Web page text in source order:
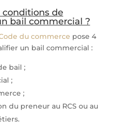
conditions de
bail commercial ?
du commerce pose 4
un bail commercial :
bail ;
;
;
du preneur au RCS ou au